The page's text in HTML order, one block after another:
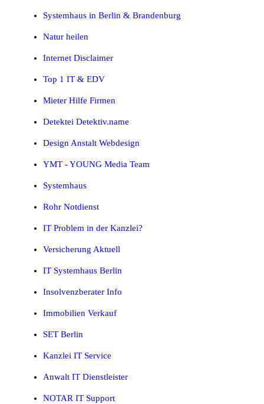
Systemhaus in Berlin & Brandenburg
Natur heilen
Internet Disclaimer
Top 1 IT & EDV
Mieter Hilfe Firmen
Detektei Detektiv.name
Design Anstalt Webdesign
YMT - YOUNG Media Team
Systemhaus
Rohr Notdienst
IT Problem in der Kanzlei?
Versicherung Aktuell
IT Systemhaus Berlin
Insolvenzberater Info
Immobilien Verkauf
SET Berlin
Kanzlei IT Service
Anwalt IT Dienstleister
NOTAR IT Support